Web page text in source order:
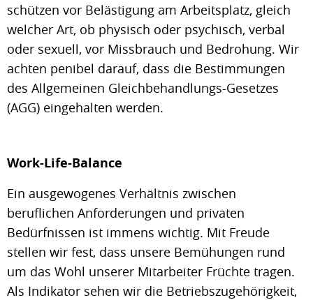
schützen vor Belästigung am Arbeitsplatz, gleich
welcher Art, ob physisch oder psychisch, verbal
oder sexuell, vor Missbrauch und Bedrohung. Wir
achten penibel darauf, dass die Bestimmungen
des Allgemeinen Gleichbehandlungs-Gesetzes
(AGG) eingehalten werden.
Work-Life-Balance
Ein ausgewogenes Verhältnis zwischen
beruflichen Anforderungen und privaten
Bedürfnissen ist immens wichtig. Mit Freude
stellen wir fest, dass unsere Bemühungen rund
um das Wohl unserer Mitarbeiter Früchte tragen.
Als Indikator sehen wir die Betriebszugehörigkeit,